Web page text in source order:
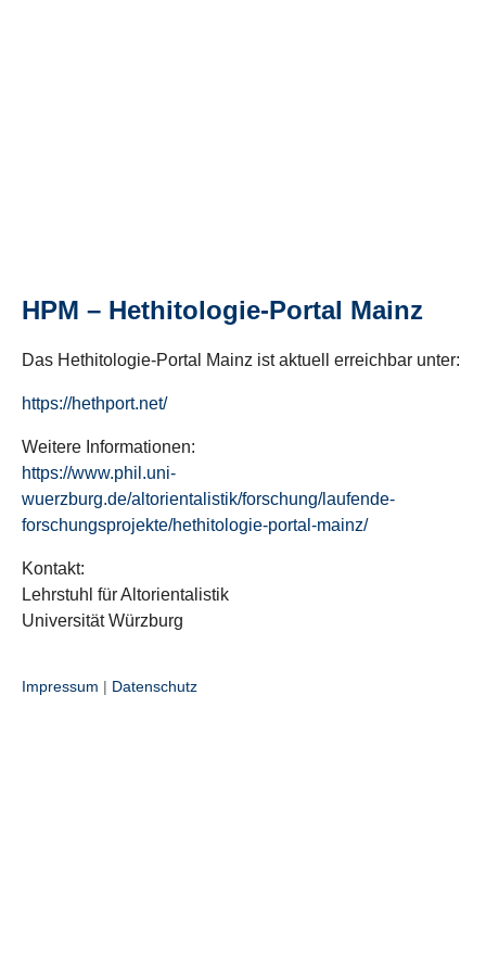
HPM – Hethitologie-Portal Mainz
Das Hethitologie-Portal Mainz ist aktuell erreichbar unter:
https://hethport.net/
Weitere Informationen:
https://www.phil.uni-
wuerzburg.de/altorientalistik/forschung/laufende-
forschungsprojekte/hethitologie-portal-mainz/
Kontakt:
Lehrstuhl für Altorientalistik
Universität Würzburg
Impressum | Datenschutz